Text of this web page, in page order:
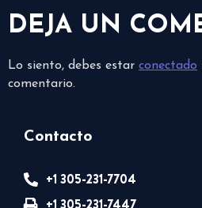
DEJA UN
Lo siento, debes estar conectado
comentario.
Contacto
+1 305-231-7704